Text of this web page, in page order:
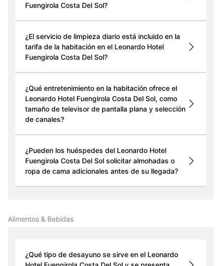
Fuengirola Costa Del Sol?
¿El servicio de limpieza diario está incluido en la
tarifa de la habitación en el Leonardo Hotel
Fuengirola Costa Del Sol?
¿Qué entretenimiento en la habitación ofrece el
Leonardo Hotel Fuengirola Costa Del Sol, como
tamaño de televisor de pantalla plana y selección
de canales?
¿Pueden los huéspedes del Leonardo Hotel
Fuengirola Costa Del Sol solicitar almohadas o
ropa de cama adicionales antes de su llegada?
Alimentos & Bebidas
¿Qué tipo de desayuno se sirve en el Leonardo